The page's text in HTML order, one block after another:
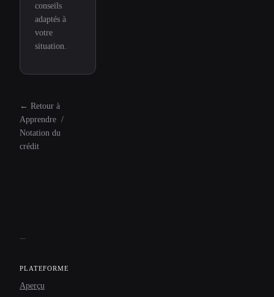
conseils
adaptés à
votre
situation.
← Retour à
Apprendre /
Notation du
crédit
PLATEFORME
Aperçu